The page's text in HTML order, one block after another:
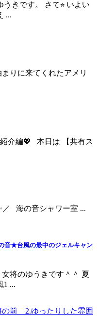
きです。 さて⭐︎ いよい
...
りに来てくれたアメリ
介編💖 本日は 【共有ス
／ 海の音シャワー室 ...
★台風の最中のジェルキャン
将のゆうきです＾＾ 夏
1 ...
前 2.ゆったりした雰囲